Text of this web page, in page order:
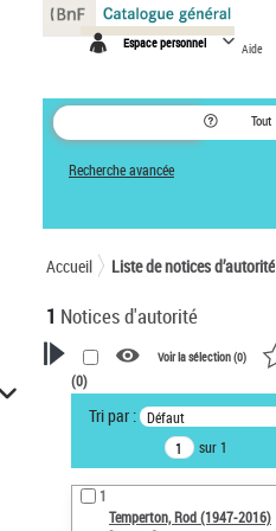
Espace personnel Aide
Tout
Recherche avancée
Accueil Liste de notices d’autorité
1 Notices d'autorité
VOTRE RECHERCHE
Recherche avancée dans les
notices d’autorité
Œuvres liées à l'auteur :
Temperton, Rod (1947-2016)
Voir la sélection (0)
(0)
Tri par : Défaut
sur 1
1
Temperton, Rod (1947-2016)
Panneau de gestion des cookies